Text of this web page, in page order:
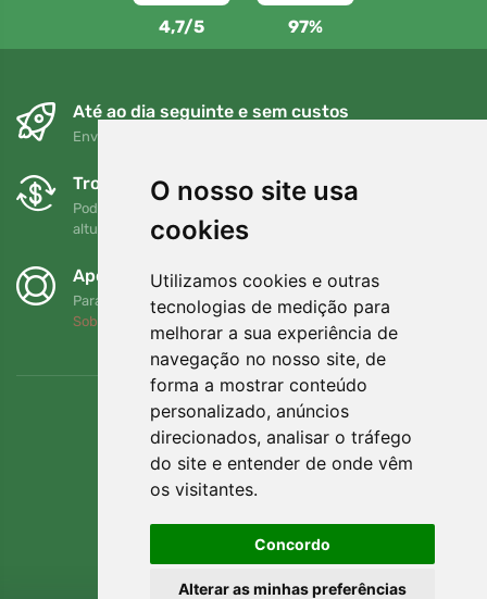
O nosso site usa
cookies
Utilizamos cookies e outras
tecnologias de medição para
melhorar a sua experiência de
navegação no nosso site, de
forma a mostrar conteúdo
personalizado, anúncios
direcionados, analisar o tráfego
do site e entender de onde vêm
os visitantes.
Concordo
Alterar as minhas preferências
4,7/5 97%
Até ao dia seguinte e sem custos
Envio gratuito para encomendas superiores a 80 EUR
Trocas e devoluções gratuitas
Pode devolver ou trocar a sua encomenda em qualquer
altura no prazo de 90 dias
Apoiamos a Trees.org
Para cada encomenda plantamos uma árvore! Leia mais
Sobre nós